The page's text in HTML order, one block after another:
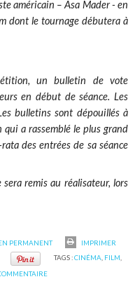
américain – Asa Mader - en
dont le tournage débutera à
un bulletin de vote
en début de séance. Les
bulletins sont dépouillés à
qui a rassemblé le plus grand
des entrées de sa séance
remis au réalisateur, lors
PERMANENT
IMPRIMER
TAGS :CINÉMA, FILM,